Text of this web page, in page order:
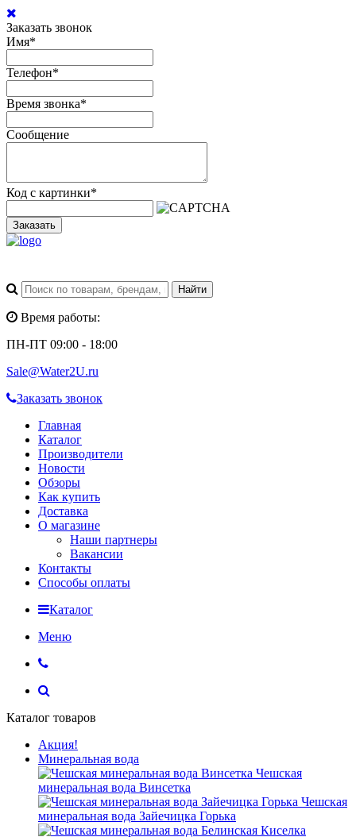
Заказать звонок
Имя*
Телефон*
Время звонка*
Сообщение
Код с картинки*
Заказать
Время работы:
ПН-ПТ 09:00 - 18:00
Sale@Water2U.ru
Заказать звонок
Главная
Каталог
Производители
Новости
Обзоры
Как купить
Доставка
О магазине
Наши партнеры
Вакансии
Контакты
Способы оплаты
Каталог
Меню
Каталог товаров
Акция!
Минеральная вода
Чешская
минеральная вода Винсетка
Чешская
минеральная вода Зайечицка Горька